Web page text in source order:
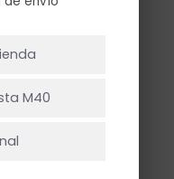
cualquier
M40